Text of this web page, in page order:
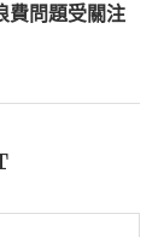
費問題受關注